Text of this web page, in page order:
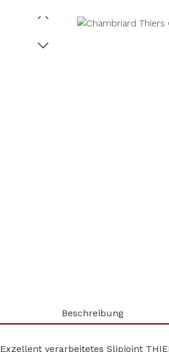
Bildergalerie überspringen
Beschreibung
Exzellent verarbeitetes Slipjoint